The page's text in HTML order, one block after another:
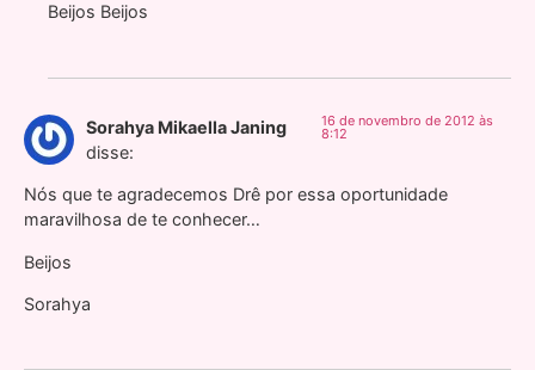
Beijos Beijos
Sorahya Mikaella Janing
disse:
16 de novembro de 2012 às
8:12
Nós que te agradecemos Drê por essa oportunidade
maravilhosa de te conhecer…
Beijos
Sorahya